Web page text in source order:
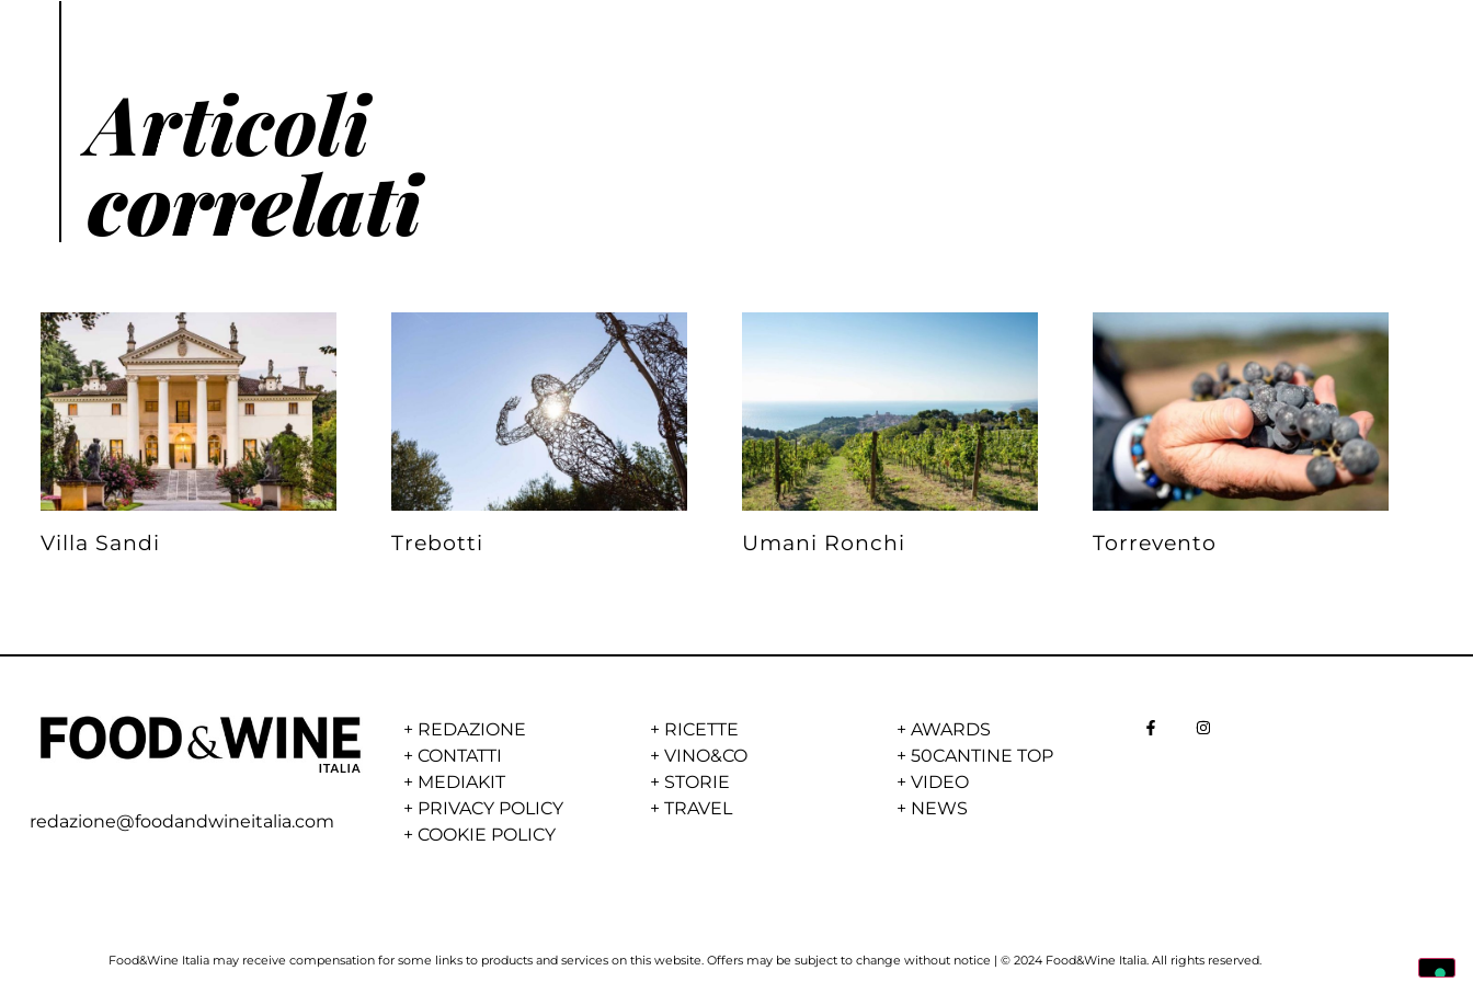
Articoli
correlati
Villa Sandi Trebotti Umani Ronchi Torrevento
redazione@foodandwineitalia.com
+ REDAZIONE
+CONTATTI
+ MEDIAKIT
+ PRIVACY POLICY
+COOKIE POLICY
+ RICETTE
+VINO&CO
+ STORIE
+TRAVEL
+AWARDS
+50CANTINE TOP
+VIDEO
+ NEWS
Food&Wine Italia may receive compensation for some links to products and services on this website. Offers may be subject to change without notice | © 2024 Food&Wine Italia. All rights reserved.